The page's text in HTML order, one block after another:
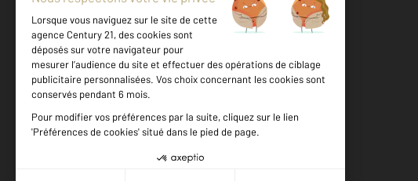
Votre agence est notée
Achat
10